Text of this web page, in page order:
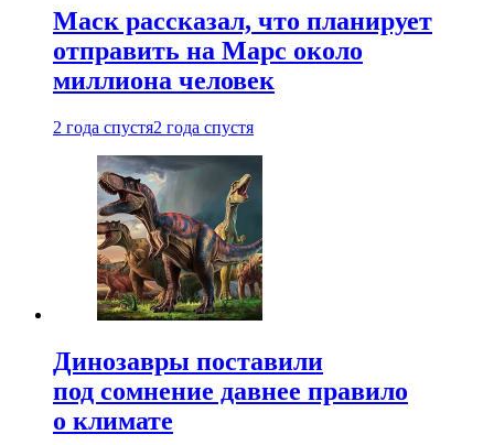
Маск рассказал, что планирует
отправить на Марс около
миллиона человек
2 года спустя2 года спустя
Динозавры поставили
под сомнение давнее правило
о климате